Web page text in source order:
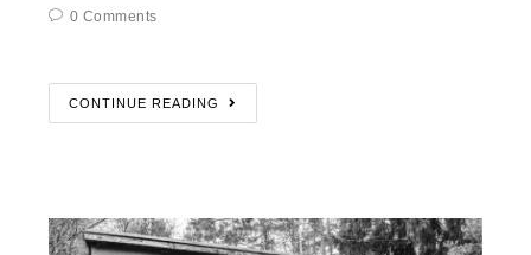
0 Comments
CONTINUE READING